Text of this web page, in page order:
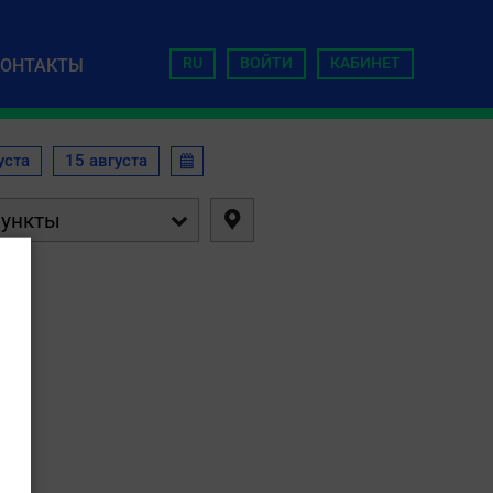
RU ВОЙТИ КАБИНЕТ
15 августа 
 